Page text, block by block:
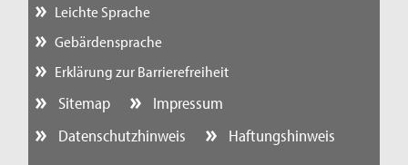
Leichte Sprache
Gebärdensprache
Erklärung zur Barrierefreiheit
Sitemap
Impressum
Datenschutzhinweis
Haftungshinweis